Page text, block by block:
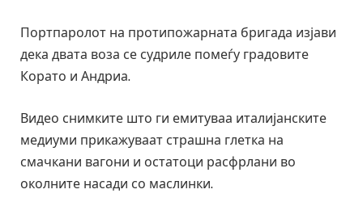
Портпаролот на протипожарната бригада изјави
дека двата воза се судриле помеѓу градовите
Корато и Андриа.
Видео снимките што ги емитуваа италијанските
медиуми прикажуваат страшна глетка на
смачкани вагони и остатоци расфрлани во
околните насади со маслинки.